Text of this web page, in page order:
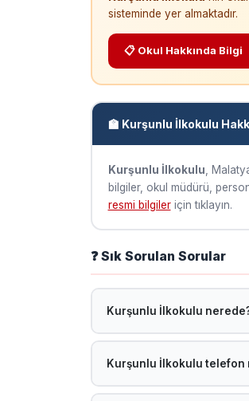
sisteminde yer almaktadır.
📋 Okul Hakkında Bilgi
🏫 Kurşunlu İlkokulu
Kurşunlu İlkokulu ,
bilgiler, okul müdürü,
resmi bilgileriçin tıklayın.
❓ Sık Sorulan Sorular
Kurşunlu İlkokulu
Kurşunlu İlkokulu, Malatya
Kurşunlu İlkokulu telefon
Telefon bilgisi sisteme